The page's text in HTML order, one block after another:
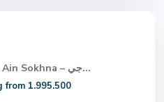
G Bay – Ain Sokhna – جي...
from 1.995.500